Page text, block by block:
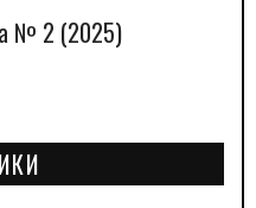
№ 2 (2025)